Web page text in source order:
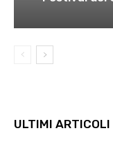
ULTIMI ARTICOLI